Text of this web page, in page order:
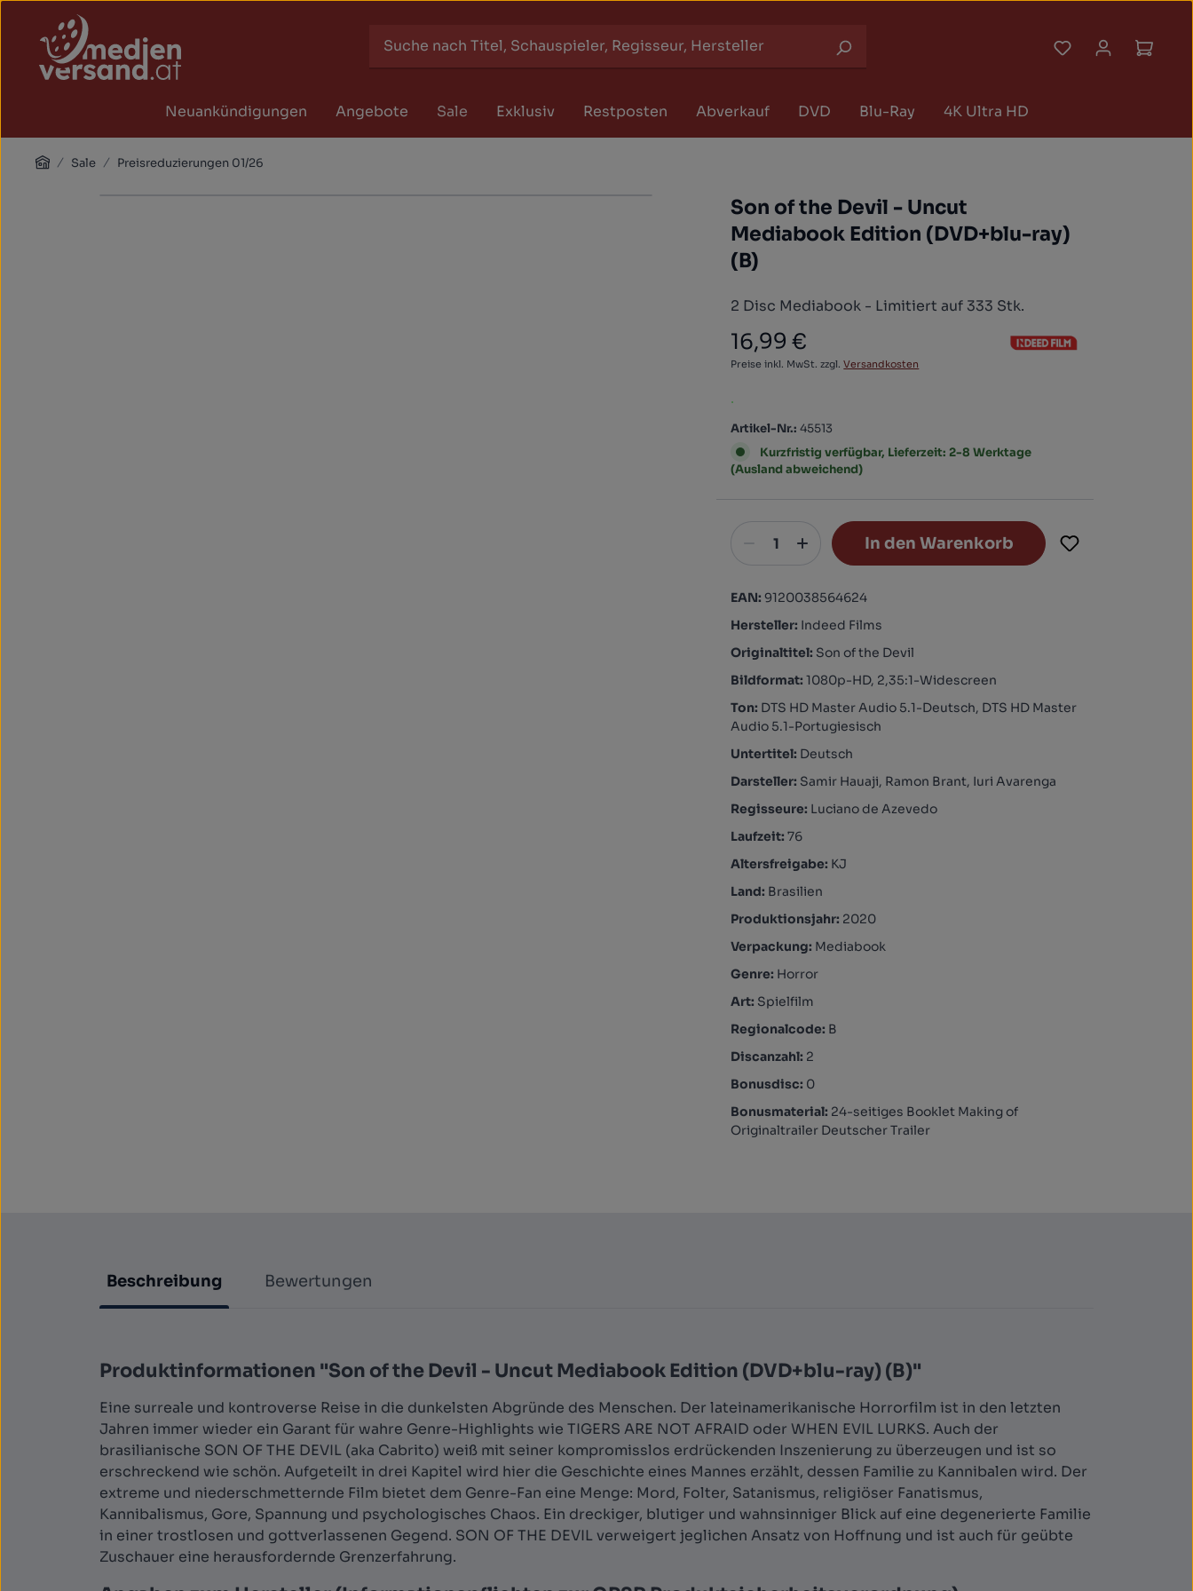
Zum Hauptinhalt springen
Zur Suche springen
Zur Hauptnavigation springen
Du hast 0
Neuankündigungen Angebote Sale Exklusiv Restposten Abverkauf DVD Blu-Ray 4K Ultra HD
HomeSale Preisreduzierungen 01/26
Son of the Devil - Uncut
Mediabook Edition (DVD+blu-ray)
(B)
2 Disc Mediabook - Limitiert auf 333 Stk.
Regulärer Preis:
16,99 €
Preise inkl. MwSt. zzgl.Versandkosten
.
Artikel-Nr.:45513
Kurzfristig verfügbar, Lieferzeit: 2-8 Werktage
(Ausland abweichend)
In den Warenkorb
EAN:9120038564624
Hersteller: Indeed Films
Originaltitel: Son of the Devil
Bildformat:1080p-HD, 2,35:1-Widescreen
Ton: DTS HD Master Audio 5.1-Deutsch, DTS HD Master
Audio 5.1-Portugiesisch
Untertitel: Deutsch
Darsteller: Samir Hauaji, Ramon Brant, Iuri Avarenga
Regisseure: Luciano de Azevedo
Laufzeit:76
Altersfreigabe: KJ
Land: Brasilien
Produktionsjahr: 2020
Verpackung: Mediabook
Genre: Horror
Art: Spielfilm
Regionalcode: B
Discanzahl: 2
Bonusdisc: 0
Bonusmaterial: 24-seitiges Booklet Making of
Originaltrailer Deutscher Trailer
Beschreibung Bewertungen
Produktinformationen "Son of the Devil - Uncut Mediabook Edition (DVD+blu-ray) (B)"
Eine surreale und kontroverse Reise in die dunkelsten Abgründe des Menschen. Der lateinamerikanische Horrorfilm ist in den letzten
Jahren immer wieder ein Garant für wahre Genre-Highlights wie TIGERS ARE NOT AFRAID oder WHEN EVIL LURKS. Auch der
brasilianische SON OF THE DEVIL (aka Cabrito) weiß mit seiner kompromisslos erdrückenden Inszenierung zu überzeugen und ist so
erschreckend wie schön. Aufgeteilt in drei Kapitel wird hier die Geschichte eines Mannes erzählt, dessen Familie zu Kannibalen wird. Der
extreme und niederschmetternde Film bietet dem Genre-Fan eine Menge: Mord, Folter, Satanismus, religiöser Fanatismus,
Kannibalismus, Gore, Spannung und psychologisches Chaos. Ein dreckiger, blutiger und wahnsinniger Blick auf eine degenerierte Familie
in einer trostlosen und gottverlassenen Gegend. SON OF THE DEVIL verweigert jeglichen Ansatz von Hoffnung und ist auch für geübte
Zuschauer eine herausfordernde Grenzerfahrung.